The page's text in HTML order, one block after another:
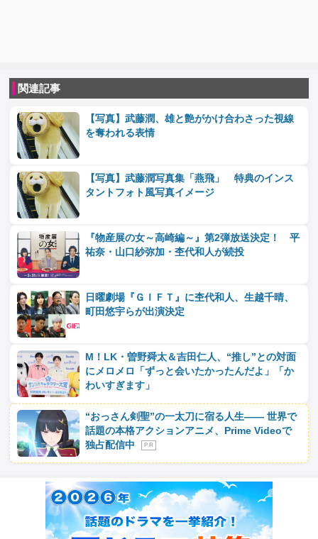
関連記事
【写真】武藤潤、雄と艶がかけ合わさった視線
を奪われる表情
【写真】武藤潤写真集「燕飛」 特典のインス
タントフォト風写真イメージ
『物産展の女～高崎編～』第2弾放送決定！ 平
祐奈・山口紗弥加・杢代和人が続投
日曜劇場『ＧＩＦＴ』に杢代和人、生越千晴、
町田悠宇らが出演決定
M！LK・曽野舜太＆吉田仁人、“推し”との対面
にメロメロ「ずっと会いたかったんだよ」「か
わいすぎます」
“おっさん剣聖”の一太刀に宿る人生―― 世界で
話題の本格アクションアニメ、Prime Videoで
独占配信中
P R